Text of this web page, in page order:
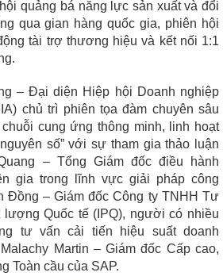
quảng bá năng lực sản xuất và đổi
qua gian hàng quốc gia, phiên hội
tài trợ thương hiệu và kết nối 1:1
– Đại diện Hiệp hội Doanh nghiệp
chủ trì phiên tọa đàm chuyên sâu
cung ứng thông minh, linh hoạt
số”với sự tham gia thảo luận
– Tổng Giám đốc điều hành
gia trong lĩnh vực giải pháp công
Đồng – Giám đốc Công ty TNHH Tư
lượng Quốc tế (IPQ), người có nhiều
tư vấn cải tiến hiệu suất doanh
Martin – Giám đốc Cấp cao,
Toàn cầu của SAP.